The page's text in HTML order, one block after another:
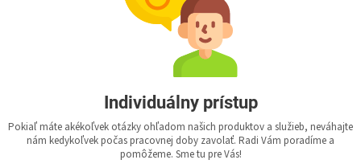
Individuálny prístup
Pokiaľ máte akékoľvek otázky ohľadom našich produktov a služieb, neváhajte
nám kedykoľvek počas pracovnej doby zavolať. Radi Vám poradíme a
pomôžeme. Sme tu pre Vás!